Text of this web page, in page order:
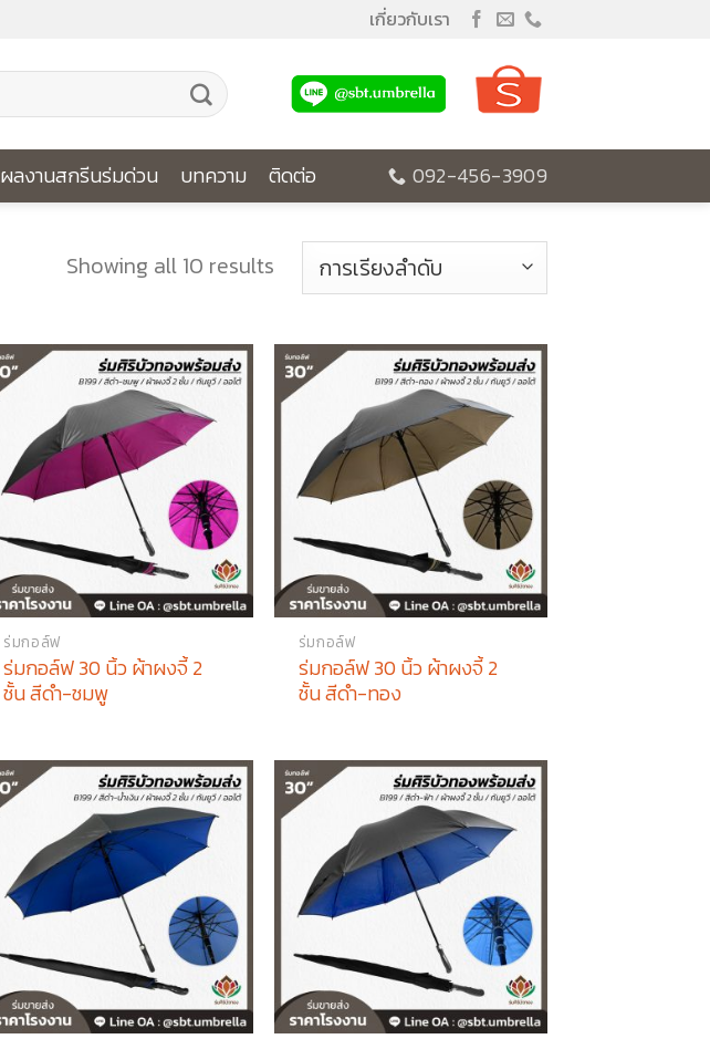
เกี่ยวกับเรา
ผลงานสกรีนร่มด่วน บทความ ติดต่อ 092-456-3909
Showing all 10 results
ร่มกอล์ฟ
ร่มกอล์ฟ 30 นิ้ว ผ้าผงจี้ 2
ชั้น สีดำ-ชมพู
ร่มกอล์ฟ
ร่มกอล์ฟ 30 นิ้ว ผ้าผงจี้ 2
ชั้น สีดำ-ทอง